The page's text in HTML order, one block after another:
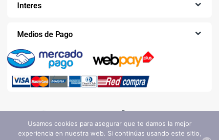
Interes
Medios de Pago
Usamos cookies para asegurar que te damos la mejor
experiencia en nuestra web. Si continúas usando este sitio,